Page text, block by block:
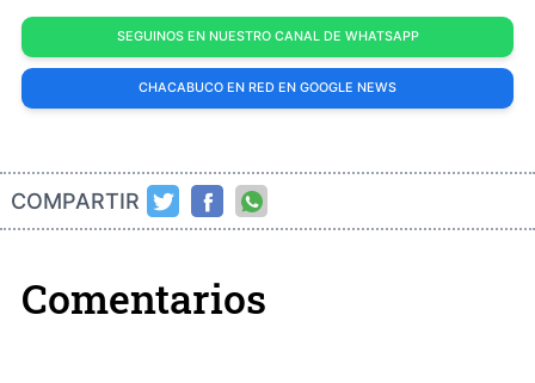
SEGUINOS EN NUESTRO CANAL DE WHATSAPP
CHACABUCO EN RED EN GOOGLE NEWS
COMPARTIR
Comentarios